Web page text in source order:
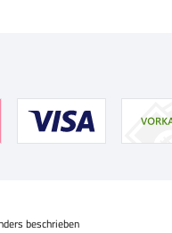
beschrieben